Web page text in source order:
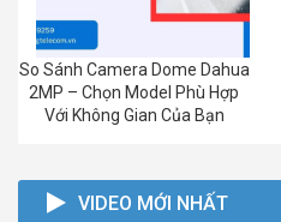
So Sánh Camera Dome Dahua
2MP – Chọn Model Phù Hợp
Với Không Gian Của Bạn
VIDEO MỚI NHẤT